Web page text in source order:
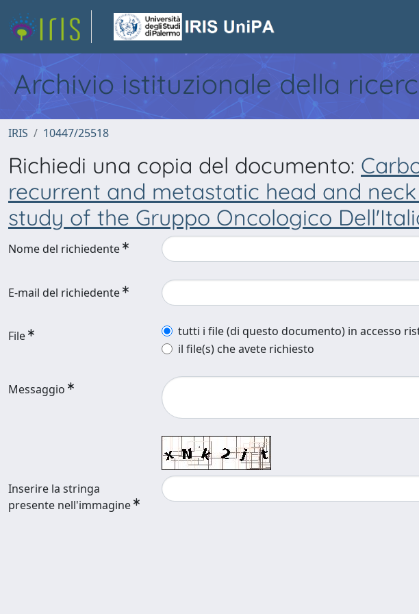
Archivio istituzionale della
IRIS 10447/25518
Richiedi una copia del documento:
recurrent and metastatic head and
study of the Gruppo Oncologico
Nome del richiedente
E-mail del richiedente
File
tutti i file (di questo documento) in accesso
il file(s) che avete richiesto
Messaggio
Inserire la stringa
presente nell'immagine